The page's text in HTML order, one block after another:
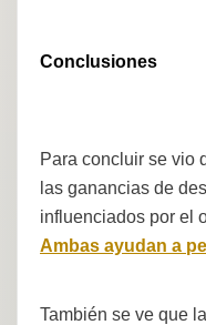
Conclusiones
Para concluir se vio
las ganancias de
influenciados por el
Ambas ayudan a
También se ve que